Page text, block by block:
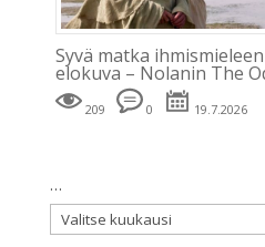
Syvä matka
elokuva – Nolanin The
209 0 19.7.2026
…